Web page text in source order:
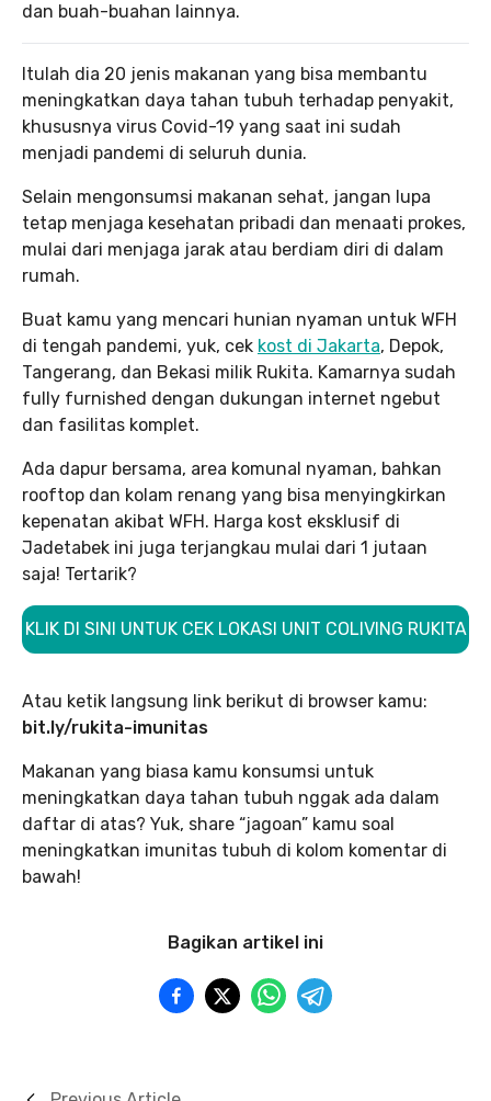
dan buah-buahan lainnya.
Itulah dia 20 jenis makanan yang bisa membantu
meningkatkan daya tahan tubuh terhadap penyakit,
khususnya virus Covid-19 yang saat ini sudah
menjadi pandemi di seluruh dunia.
Selain mengonsumsi makanan sehat, jangan lupa
tetap menjaga kesehatan pribadi dan menaati prokes,
mulai dari menjaga jarak atau berdiam diri di dalam
rumah.
Buat kamu yang mencari hunian nyaman untuk WFH
di tengah pandemi, yuk, cek kost di Jakarta, Depok,
Tangerang, dan Bekasi milik Rukita. Kamarnya sudah
fully furnished dengan dukungan internet ngebut
dan fasilitas komplet.
Ada dapur bersama, area komunal nyaman, bahkan
rooftop dan kolam renang yang bisa menyingkirkan
kepenatan akibat WFH. Harga kost eksklusif di
Jadetabek ini juga terjangkau mulai dari 1 jutaan
saja! Tertarik?
KLIK DI SINI UNTUK CEK LOKASI UNIT COLIVING RUKITA
Atau ketik langsung link berikut di browser kamu:
bit.ly/rukita-imunitas
Makanan yang biasa kamu konsumsi untuk
meningkatkan daya tahan tubuh nggak ada dalam
daftar di atas? Yuk, share “jagoan” kamu soal
meningkatkan imunitas tubuh di kolom komentar di
bawah!
Bagikan artikel ini